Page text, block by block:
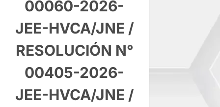
00060-2026-
JEE-HVCA/JNE /
RESOLUCIÓN N°
00405-2026-
JEE-HVCA/JNE /